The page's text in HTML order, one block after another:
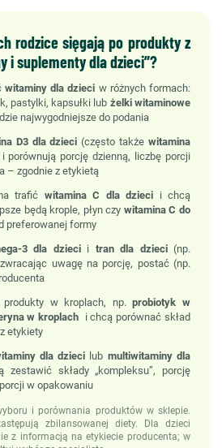
rodzice sięgają po produkty z
i suplementy dla dzieci”?
witaminy dla dzieci w różnych formach:
pastylki, kapsułki lub żelki witaminowe
najwygodniejsze do podania
D3 dla dzieci (często także witamina
porównują porcję dzienną, liczbę porcji
– zgodnie z etykietą
trafić witamina C dla dzieci i chcą
będą krople, płyn czy witamina C do
preferowanej formy
3 dla dziecii tran dla dzieci(np.
uwagę na porcję, postać (np.
produkty w kroplach, np.probiotyk w
w kroplach i chcą porównać skład
etykiety
dla dzieci lub multiwitaminy dla
zestawić składy „kompleksu”, porcję
w opakowaniu
i porównania produktów w sklepie.
zbilansowanej diety. Dla dzieci
z informacją na etykiecie producenta; w